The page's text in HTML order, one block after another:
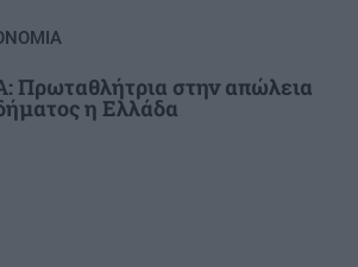
Αρείου Πάγου στην ανάσυρση
όλα σε μια στιγμή» –
ο σύζυγος και πατέρας των
(Βίντεο)
Πρωταθλήτρια στην απώλεια
η Ελλάδα